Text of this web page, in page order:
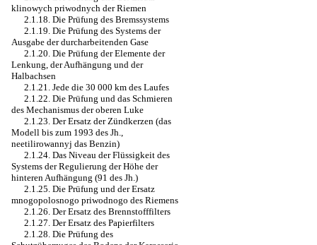
klinowych priwodnych der Riemen
2.1.18. Die Prüfung des Bremssystems
2.1.19. Die Prüfung des Systems der
Ausgabe der durcharbeitenden Gase
2.1.20. Die Prüfung der Elemente der
Lenkung, der Aufhängung und der
Halbachsen
2.1.21. Jede die 30 000 km des Laufes
2.1.22. Die Prüfung und das Schmieren
des Mechanismus der oberen Luke
2.1.23. Der Ersatz der Zündkerzen (das
Modell bis zum 1993 des Jh.,
neetilirowannyj das Benzin)
2.1.24. Das Niveau der Flüssigkeit des
Systems der Regulierung der Höhe der
hinteren Aufhängung (91 des Jh.)
2.1.25. Die Prüfung und der Ersatz
mnogopolosnogo priwodnogo des Riemens
2.1.26. Der Ersatz des Brennstofffilters
2.1.27. Der Ersatz des Papierfilters
2.1.28. Die Prüfung des